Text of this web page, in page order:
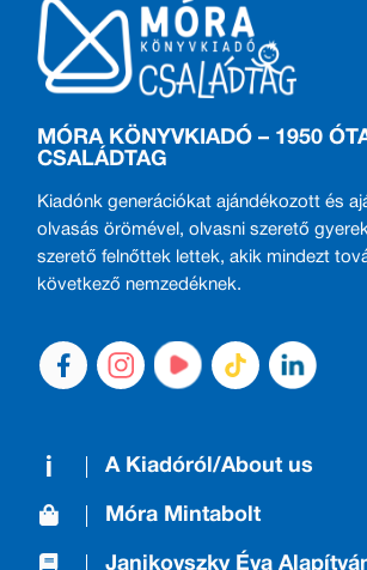
MÓRA KÖNYVKIADÓ – 1950
CSALÁDTAG
Kiadónk generációkat ajándékozott és
olvasás örömével, olvasni szerető
szerető felnőttek lettek, akik mindezt
következő nemzedéknek.
A Kiadóról/About us
Móra Mintabolt
Janikovszky Éva